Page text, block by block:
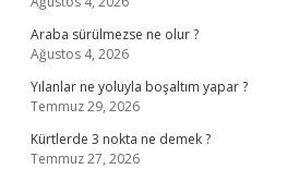
Araba sürülmezse ne olur ?
Ağustos 4, 2026
Yılanlar ne yoluyla boşaltım yapar ?
Temmuz 29, 2026
Kürtlerde 3 nokta ne demek ?
Temmuz 27, 2026